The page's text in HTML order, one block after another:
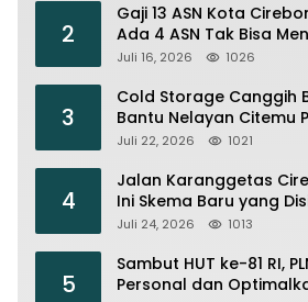
2
Gaji 13 ASN Kota
Ada 4 ASN Tak Bisa
Juli 16, 2026 1026
3
Cold Storage Canggih
Bantu Nelayan Citemu
Operasional
Juli 22, 2026 1021
4
Jalan Karanggetas
Ini Skema Baru yang
Juli 24, 2026 1013
5
Sambut HUT ke-81 RI,
Personal dan